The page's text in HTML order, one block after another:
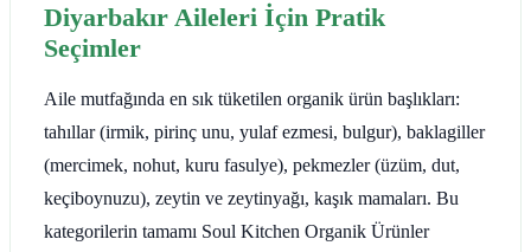
Diyarbakır Aileleri İçin Pratik
Seçimler
Aile mutfağında en sık tüketilen organik ürün başlıkları:
tahıllar (irmik, pirinç unu, yulaf ezmesi, bulgur), baklagiller
(mercimek, nohut, kuru fasulye), pekmezler (üzüm, dut,
keçiboynuzu), zeytin ve zeytinyağı, kaşık mamaları. Bu
kategorilerin tamamı Soul Kitchen Organik Ürünler